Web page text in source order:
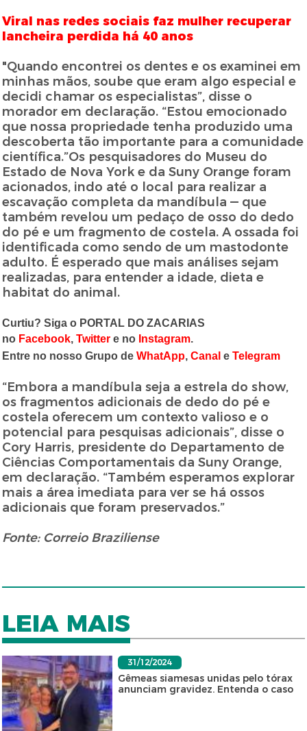
Viral nas redes sociais faz mulher recuperar
lancheira perdida há 40 anos
"Quando encontrei os dentes e os examinei em
minhas mãos, soube que eram algo especial e
decidi chamar os especialistas”, disse o
morador em declaração. “Estou emocionado
que nossa propriedade tenha produzido uma
descoberta tão importante para a comunidade
científica.”Os pesquisadores do Museu do
Estado de Nova York e da Suny Orange foram
acionados, indo até o local para realizar a
escavação completa da mandíbula — que
também revelou um pedaço de osso do dedo
do pé e um fragmento de costela. A ossada foi
identificada como sendo de um mastodonte
adulto. É esperado que mais análises sejam
realizadas, para entender a idade, dieta e
habitat do animal.
Curtiu? Siga o PORTAL DO ZACARIAS
no Facebook,Twitter e no Instagram.
Entre no nosso Grupo deWhatApp,Canal eTelegram
“Embora a mandíbula seja a estrela do show,
os fragmentos adicionais de dedo do pé e
costela oferecem um contexto valioso e o
potencial para pesquisas adicionais”, disse o
Cory Harris, presidente do Departamento de
Ciências Comportamentais da Suny Orange,
em declaração. “Também esperamos explorar
mais a área imediata para ver se há ossos
adicionais que foram preservados.”
Fonte: Correio Braziliense
LEIA MAIS
31/12/2024
Gêmeas siamesas unidas pelo tórax
anunciam gravidez. Entenda o caso